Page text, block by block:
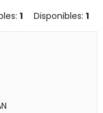
1 Disponibles:1